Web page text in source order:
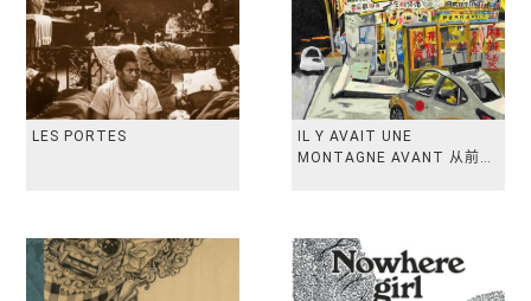
LES PORTES
IL Y AVAIT UNE
MONTAGNE AVANT 从前有